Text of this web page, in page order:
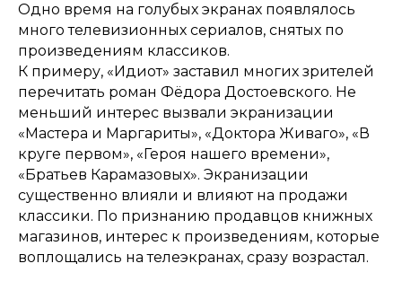
Одно время на голубых экранах появлялось
много телевизионных сериалов, снятых по
произведениям классиков.
К примеру, «Идиот» заставил многих зрителей
перечитать роман Фёдора Достоевского. Не
меньший интерес вызвали экранизации
«Мастера и Маргариты», «Доктора Живаго», «В
круге первом», «Героя нашего времени»,
«Братьев Карамазовых». Экранизации
существенно влияли и влияют на продажи
классики. По признанию продавцов книжных
магазинов, интерес к произведениям, которые
воплощались на телеэкранах, сразу возрастал.